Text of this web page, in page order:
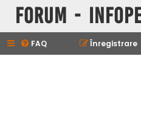
Forum -
FAQ Înregistrare